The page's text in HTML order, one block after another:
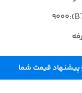
قیمت شما